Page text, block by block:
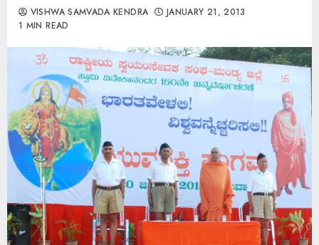
VISHWA SAMVADA KENDRA
JANUARY 21, 2013
1 MIN READ